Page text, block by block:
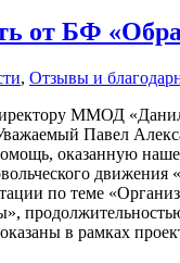
от БФ
, Отзывы и
ММОД
Павел
оказанную
движения
по теме
в рамках